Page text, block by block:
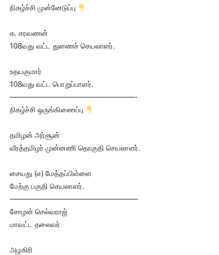
நிகழ்ச்சி முன்னேடுப்பு
க. சரவணன்
108வது வட்ட துணைச் செயலாளர்.
உதயகுமார்
108வது வட்ட பொறுப்பாளர்.
—————————————————-
நிகழ்ச்சி ஒருங்கிணைப்பு
தமிழன் அர்சூன்
வீரத்தமிழர் முன்னணி தொகுதி செயலாளர்.
சையது (எ) மேத்தப்பிள்ளை
மேற்கு பகுதி செயலாளர்.
—————————————————–
சோழன் செல்வராஜ்
மாவட்ட தலைவர்
அழகிரி